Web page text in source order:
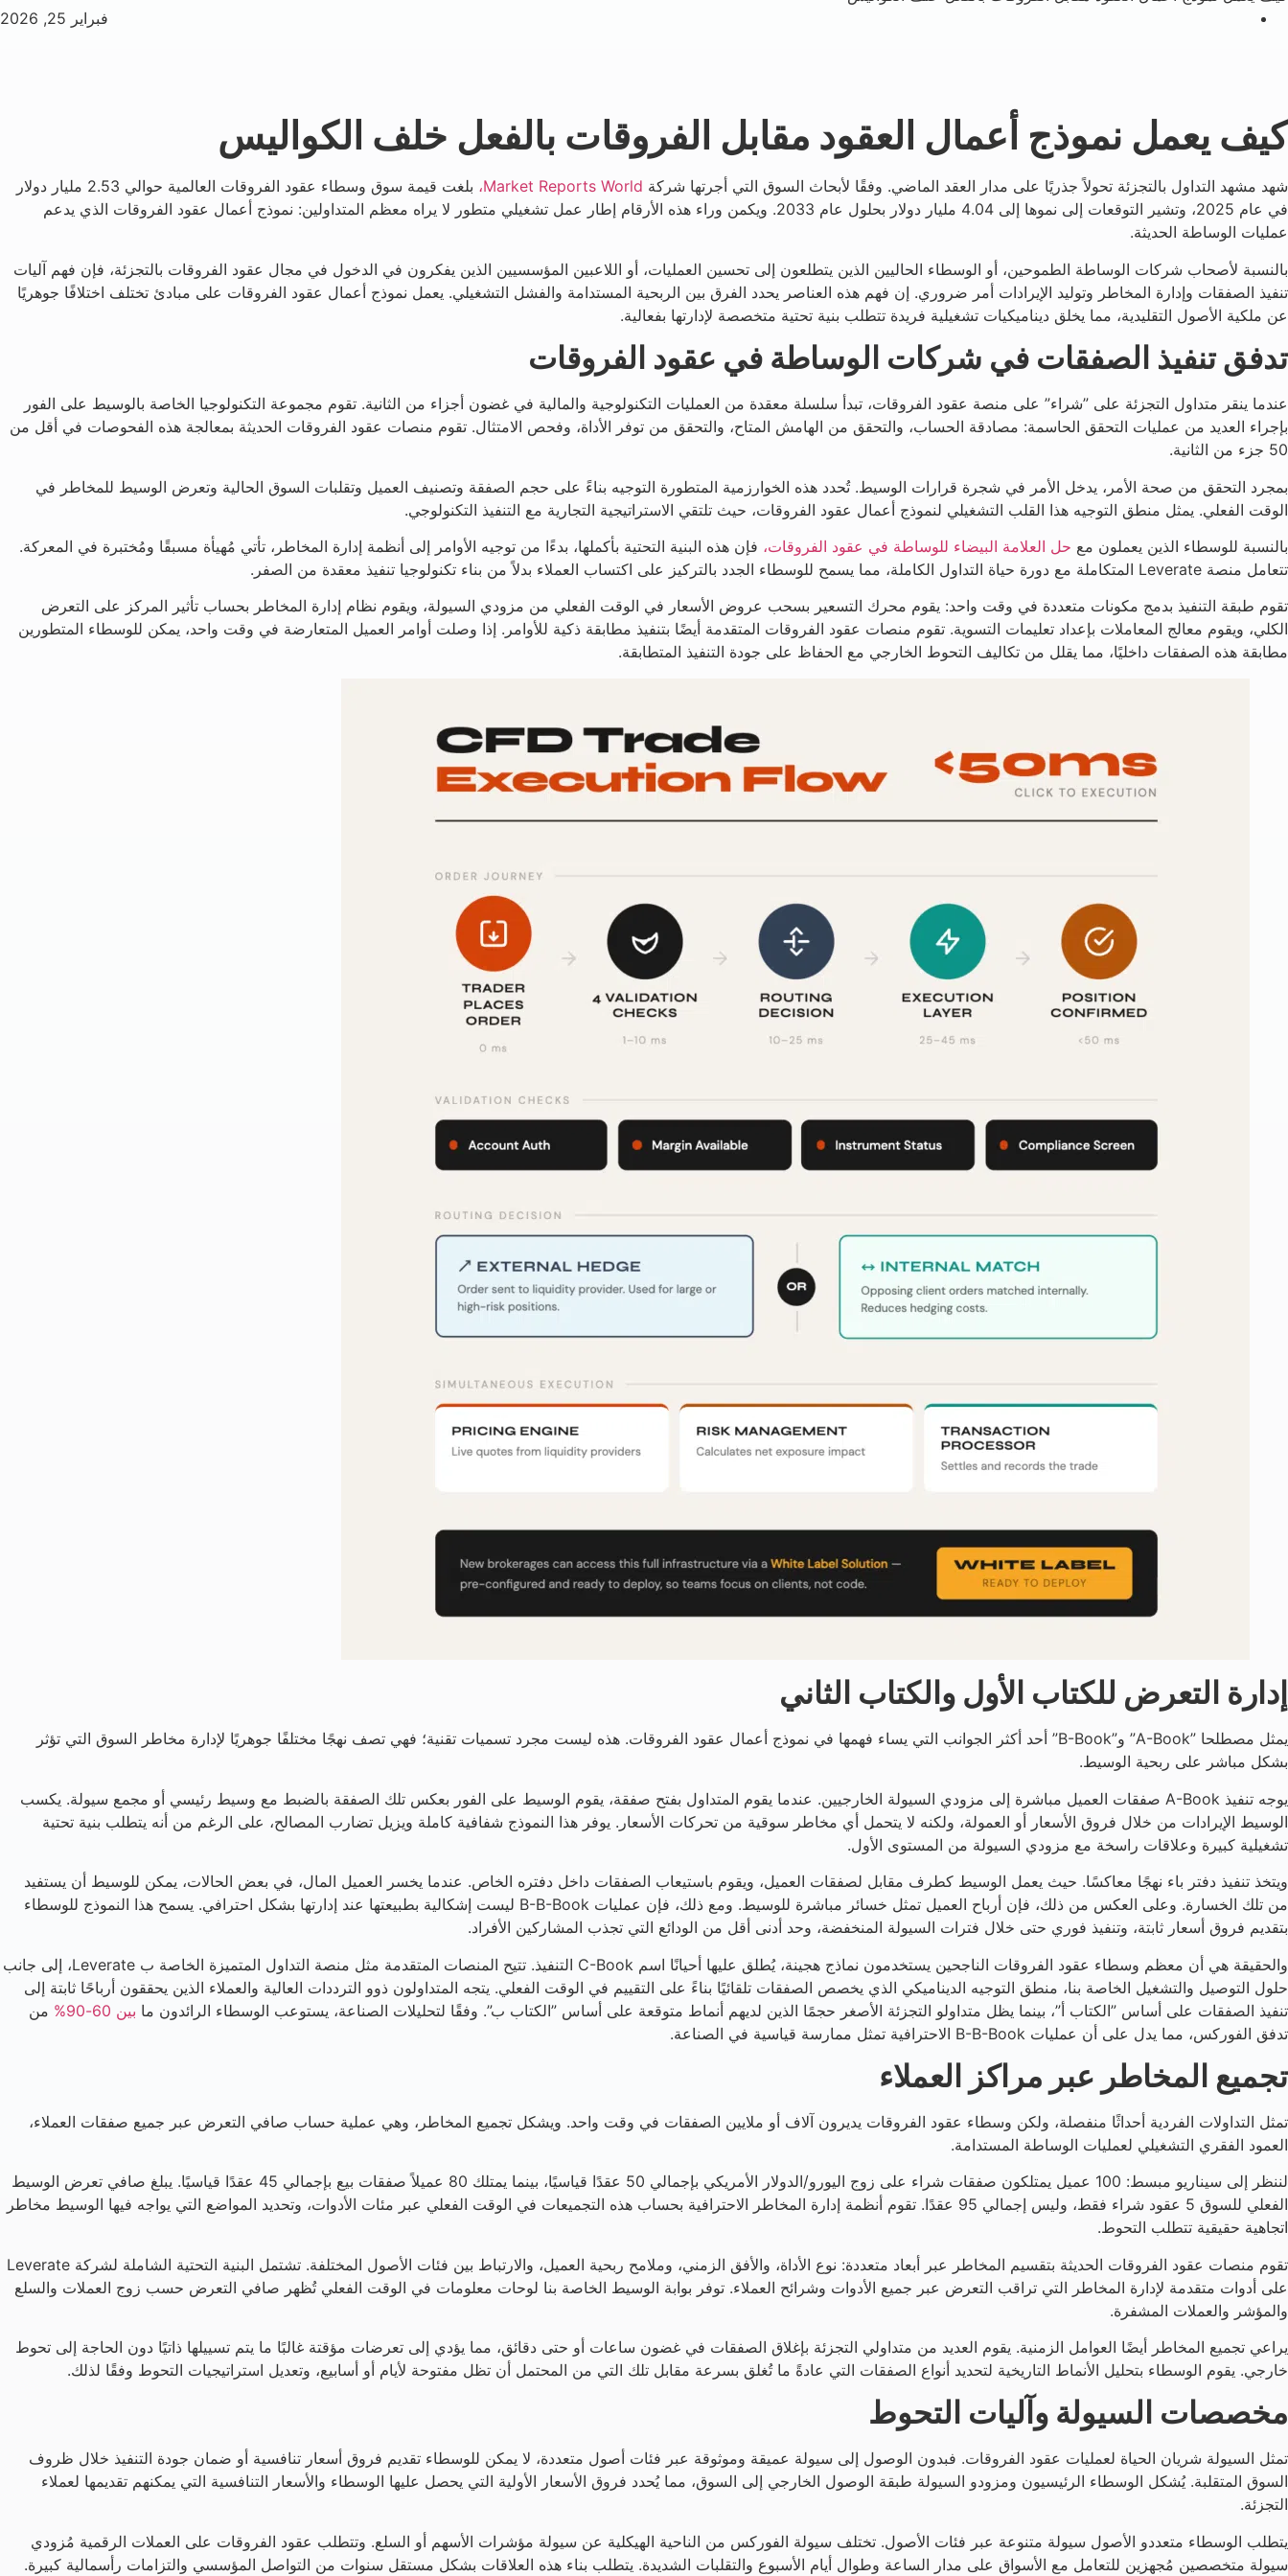
فبراير 25, 2026
كيف يعمل نموذج أعمال العقود مقابل الفروقات بالفعل خلف الكواليس
شهد مشهد التداول بالتجزئة تحولاً جذريًا على مدار العقد الماضي. وفقًا لأبحاث السوق التي أجرتها شركة Market Reports World،
بلغت قيمة سوق وسطاء عقود الفروقات العالمية حوالي 2.53 مليار دولار
في عام 2025، وتشير التوقعات إلى نموها إلى 4.04 مليار دولار بحلول عام 2033. ويكمن وراء هذه الأرقام إطار عمل تشغيلي متطور لا يراه معظم المتداولين: نموذج أعمال عقود الفروقات الذي يدعم
عمليات الوساطة الحديثة.
بالنسبة لأصحاب شركات الوساطة الطموحين، أو الوسطاء الحاليين الذين يتطلعون إلى تحسين العمليات، أو اللاعبين المؤسسيين الذين يفكرون في الدخول في مجال عقود الفروقات بالتجزئة، فإن فهم آليات
تنفيذ الصفقات وإدارة المخاطر وتوليد الإيرادات أمر ضروري. إن فهم هذه العناصر يحدد الفرق بين الربحية المستدامة والفشل التشغيلي. يعمل نموذج أعمال عقود الفروقات على مبادئ تختلف اختلافًا جوهريًا
عن ملكية الأصول التقليدية، مما يخلق ديناميكيات تشغيلية فريدة تتطلب بنية تحتية متخصصة لإدارتها بفعالية.
تدفق تنفيذ الصفقات في شركات الوساطة في عقود الفروقات
عندما ينقر متداول التجزئة على ”شراء” على منصة عقود الفروقات، تبدأ سلسلة معقدة من العمليات التكنولوجية والمالية في غضون أجزاء من الثانية. تقوم مجموعة التكنولوجيا الخاصة بالوسيط على الفور
بإجراء العديد من عمليات التحقق الحاسمة: مصادقة الحساب، والتحقق من الهامش المتاح، والتحقق من توفر الأداة، وفحص الامتثال. تقوم منصات عقود الفروقات الحديثة بمعالجة هذه الفحوصات في أقل من
50 جزء من الثانية.
بمجرد التحقق من صحة الأمر، يدخل الأمر في شجرة قرارات الوسيط. تُحدد هذه الخوارزمية المتطورة التوجيه بناءً على حجم الصفقة وتصنيف العميل وتقلبات السوق الحالية وتعرض الوسيط للمخاطر في
الوقت الفعلي. يمثل منطق التوجيه هذا القلب التشغيلي لنموذج أعمال عقود الفروقات، حيث تلتقي الاستراتيجية التجارية مع التنفيذ التكنولوجي.
بالنسبة للوسطاء الذين يعملون مع حل العلامة البيضاء للوساطة في عقود الفروقات، فإن هذه البنية التحتية بأكملها، بدءًا من توجيه الأوامر إلى أنظمة إدارة المخاطر، تأتي مُهيأة مسبقًا ومُختبرة في المعركة.
تتعامل منصة Leverate المتكاملة مع دورة حياة التداول الكاملة، مما يسمح للوسطاء الجدد بالتركيز على اكتساب العملاء بدلاً من بناء تكنولوجيا تنفيذ معقدة من الصفر.
تقوم طبقة التنفيذ بدمج مكونات متعددة في وقت واحد: يقوم محرك التسعير بسحب عروض الأسعار في الوقت الفعلي من مزودي السيولة، ويقوم نظام إدارة المخاطر بحساب تأثير المركز على التعرض
الكلي، ويقوم معالج المعاملات بإعداد تعليمات التسوية. تقوم منصات عقود الفروقات المتقدمة أيضًا بتنفيذ مطابقة ذكية للأوامر. إذا وصلت أوامر العميل المتعارضة في وقت واحد، يمكن للوسطاء المتطورين
مطابقة هذه الصفقات داخليًا، مما يقلل من تكاليف التحوط الخارجي مع الحفاظ على جودة التنفيذ المتطابقة.
إدارة التعرض للكتاب الأول والكتاب الثاني
يمثل مصطلحا ”A-Book” و”B-Book” أحد أكثر الجوانب التي يساء فهمها في نموذج أعمال عقود الفروقات. هذه ليست مجرد تسميات تقنية؛ فهي تصف نهجًا مختلفًا جوهريًا لإدارة مخاطر السوق التي تؤثر
بشكل مباشر على ربحية الوسيط.
يوجه تنفيذ A-Book صفقات العميل مباشرة إلى مزودي السيولة الخارجيين. عندما يقوم المتداول بفتح صفقة، يقوم الوسيط على الفور بعكس تلك الصفقة بالضبط مع وسيط رئيسي أو مجمع سيولة. يكسب
الوسيط الإيرادات من خلال فروق الأسعار أو العمولة، ولكنه لا يتحمل أي مخاطر سوقية من تحركات الأسعار. يوفر هذا النموذج شفافية كاملة ويزيل تضارب المصالح، على الرغم من أنه يتطلب بنية تحتية
تشغيلية كبيرة وعلاقات راسخة مع مزودي السيولة من المستوى الأول.
ويتخذ تنفيذ دفتر باء نهجًا معاكسًا. حيث يعمل الوسيط كطرف مقابل لصفقات العميل، ويقوم باستيعاب الصفقات داخل دفتره الخاص. عندما يخسر العميل المال، في بعض الحالات، يمكن للوسيط أن يستفيد
من تلك الخسارة. وعلى العكس من ذلك، فإن أرباح العميل تمثل خسائر مباشرة للوسيط. ومع ذلك، فإن عمليات B-B-Book ليست إشكالية بطبيعتها عند إدارتها بشكل احترافي. يسمح هذا النموذج للوسطاء
بتقديم فروق أسعار ثابتة، وتنفيذ فوري حتى خلال فترات السيولة المنخفضة، وحد أدنى أقل من الودائع التي تجذب المشاركين الأفراد.
والحقيقة هي أن معظم وسطاء عقود الفروقات الناجحين يستخدمون نماذج هجينة، يُطلق عليها أحيانًا اسم C-Book التنفيذ. تتيح المنصات المتقدمة مثل منصة التداول المتميزة الخاصة ب Leverate، إلى جانب
حلول التوصيل والتشغيل الخاصة بنا، منطق التوجيه الديناميكي الذي يخصص الصفقات تلقائيًا بناءً على التقييم في الوقت الفعلي. يتجه المتداولون ذوو الترددات العالية والعملاء الذين يحققون أرباحًا ثابتة إلى
تنفيذ الصفقات على أساس ”الكتاب أ”، بينما يظل متداولو التجزئة الأصغر حجمًا الذين لديهم أنماط متوقعة على أساس ”الكتاب ب”. وفقًا لتحليلات الصناعة، يستوعب الوسطاء الرائدون ما بين 60-90%
من
تدفق الفوركس، مما يدل على أن عمليات B-B-Book الاحترافية تمثل ممارسة قياسية في الصناعة.
تجميع المخاطر عبر مراكز العملاء
تمثل التداولات الفردية أحداثًا منفصلة، ولكن وسطاء عقود الفروقات يديرون آلاف أو ملايين الصفقات في وقت واحد. ويشكل تجميع المخاطر، وهي عملية حساب صافي التعرض عبر جميع صفقات العملاء،
العمود الفقري التشغيلي لعمليات الوساطة المستدامة.
لننظر إلى سيناريو مبسط: 100 عميل يمتلكون صفقات شراء على زوج اليورو/الدولار الأمريكي بإجمالي 50 عقدًا قياسيًا، بينما يمتلك 80 عميلاً صفقات بيع بإجمالي 45 عقدًا قياسيًا. يبلغ صافي تعرض الوسيط
الفعلي للسوق 5 عقود شراء فقط، وليس إجمالي 95 عقدًا. تقوم أنظمة إدارة المخاطر الاحترافية بحساب هذه التجميعات في الوقت الفعلي عبر مئات الأدوات، وتحديد المواضع التي يواجه فيها الوسيط مخاطر
اتجاهية حقيقية تتطلب التحوط.
تقوم منصات عقود الفروقات الحديثة بتقسيم المخاطر عبر أبعاد متعددة: نوع الأداة، والأفق الزمني، وملامح ربحية العميل، والارتباط بين فئات الأصول المختلفة. تشتمل البنية التحتية الشاملة لشركة Leverate
على أدوات متقدمة لإدارة المخاطر التي تراقب التعرض عبر جميع الأدوات وشرائح العملاء. توفر بوابة الوسيط الخاصة بنا لوحات معلومات في الوقت الفعلي تُظهر صافي التعرض حسب زوج العملات والسلع
والمؤشر والعملات المشفرة.
يراعي تجميع المخاطر أيضًا العوامل الزمنية. يقوم العديد من متداولي التجزئة بإغلاق الصفقات في غضون ساعات أو حتى دقائق، مما يؤدي إلى تعرضات مؤقتة غالبًا ما يتم تسييلها ذاتيًا دون الحاجة إلى تحوط
خارجي. يقوم الوسطاء بتحليل الأنماط التاريخية لتحديد أنواع الصفقات التي عادةً ما تُغلق بسرعة مقابل تلك التي من المحتمل أن تظل مفتوحة لأيام أو أسابيع، وتعديل استراتيجيات التحوط وفقًا لذلك.
مخصصات السيولة وآليات التحوط
تمثل السيولة شريان الحياة لعمليات عقود الفروقات. فبدون الوصول إلى سيولة عميقة وموثوقة عبر فئات أصول متعددة، لا يمكن للوسطاء تقديم فروق أسعار تنافسية أو ضمان جودة التنفيذ خلال ظروف
السوق المتقلبة. يُشكل الوسطاء الرئيسيون ومزودو السيولة طبقة الوصول الخارجي إلى السوق، مما يُحدد فروق الأسعار الأولية التي يحصل عليها الوسطاء والأسعار التنافسية التي يمكنهم تقديمها لعملاء
التجزئة.
يتطلب الوسطاء متعددو الأصول سيولة متنوعة عبر فئات الأصول. تختلف سيولة الفوركس من الناحية الهيكلية عن سيولة مؤشرات الأسهم أو السلع. وتتطلب عقود الفروقات على العملات الرقمية مُزودي
سيولة متخصصين مُجهزين للتعامل مع الأسواق على مدار الساعة وطوال أيام الأسبوع والتقلبات الشديدة. يتطلب بناء هذه العلاقات بشكل مستقل سنوات من التواصل المؤسسي والتزامات رأسمالية كبيرة.